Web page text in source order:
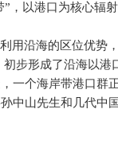
，以港口为核心辐
用沿海的区位优势
步形成了沿海以港
一个海岸带港口群
中山先生和几代中